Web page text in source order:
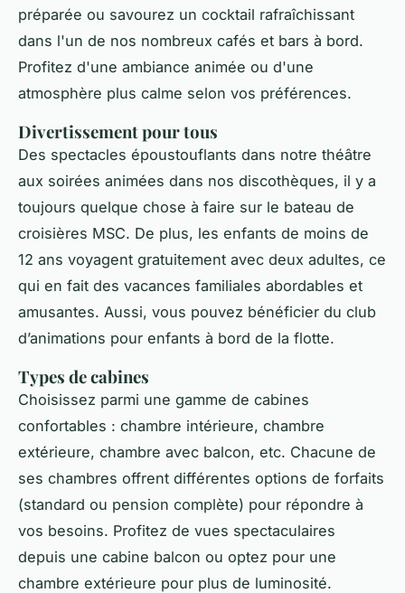
préparée ou savourez un cocktail rafraîchissant
dans l'un de nos nombreux cafés et bars à bord.
Profitez d'une ambiance animée ou d'une
atmosphère plus calme selon vos préférences.
Divertissement pour tous
Des spectacles époustouflants dans notre théâtre
aux soirées animées dans nos discothèques, il y a
toujours quelque chose à faire sur le bateau de
croisières MSC. De plus, les enfants de moins de
12 ans voyagent gratuitement avec deux adultes, ce
qui en fait des vacances familiales abordables et
amusantes. Aussi, vous pouvez bénéficier du club
d’animations pour enfants à bord de la flotte.
Types de cabines
Choisissez parmi une gamme de cabines
confortables : chambre intérieure, chambre
extérieure, chambre avec balcon, etc. Chacune de
ses chambres offrent différentes options de forfaits
(standard ou pension complète) pour répondre à
vos besoins. Profitez de vues spectaculaires
depuis une cabine balcon ou optez pour une
chambre extérieure pour plus de luminosité.